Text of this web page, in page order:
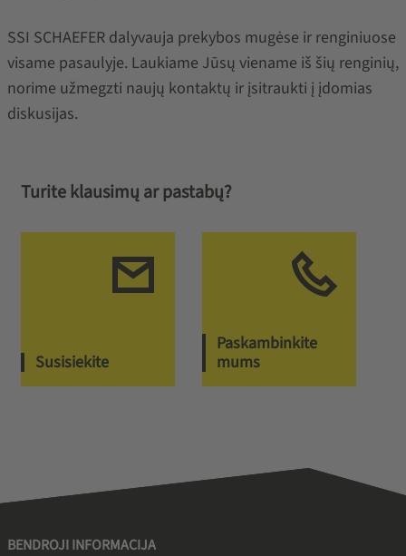
SSI SCHAEFER dalyvauja prekybos mugėse ir renginiuose
visame pasaulyje. Laukiame Jūsų viename iš šių renginių,
norime užmegzti naujų kontaktų ir įsitraukti į įdomias
diskusijas.
Turite klausimų ar pastabų?
Susisiekite
Paskambinkite
mums
BENDROJI INFORMACIJA